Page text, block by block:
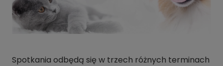
Spotkania odbędą się w trzech różnych terminach